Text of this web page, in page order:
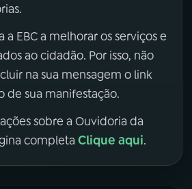
a EBC a melhorar os serviços e
ao cidadão. Por isso, não
na sua mensagem o link
de sua manifestação.
sobre a Ouvidoria da
completa Clique aqui.